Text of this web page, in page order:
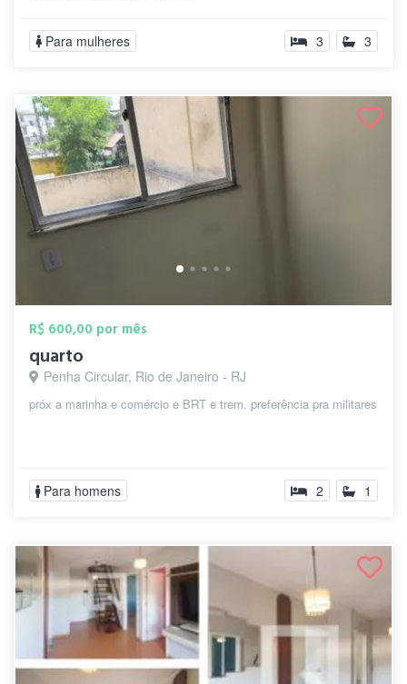
Para mulheres 3 3
R$ 600,00 por mês
quarto
Penha Circular, Rio de Janeiro - RJ
próx a marinha e comércio e BRT e trem. preferência pra militares
Para homens 2 1